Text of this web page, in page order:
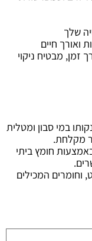
שלך
ואורך חיים
זמן, מבטיח ניקוי
במי סבון ומטלית
מקלחת.
חומץ ביתי
וחומרים המכילים